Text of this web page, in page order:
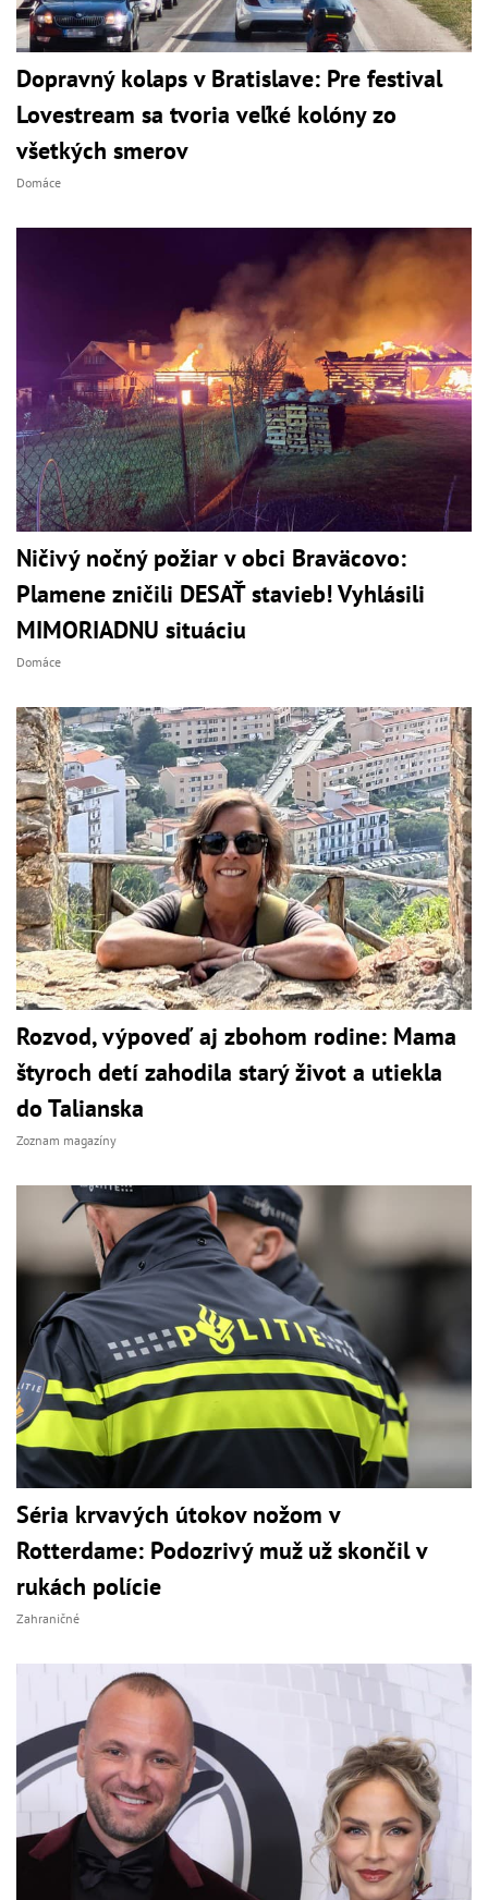
Dopravný kolaps v Bratislave: Pre festival
Lovestream sa tvoria veľké kolóny zo
všetkých smerov
Domáce
Ničivý nočný požiar v obci Braväcovo:
Plamene zničili DESAŤ stavieb! Vyhlásili
MIMORIADNU situáciu
Domáce
Rozvod, výpoveď aj zbohom rodine: Mama
štyroch detí zahodila starý život a utiekla
do Talianska
Zoznam magazíny
Séria krvavých útokov nožom v
Rotterdame: Podozrivý muž už skončil v
rukách polície
Zahraničné